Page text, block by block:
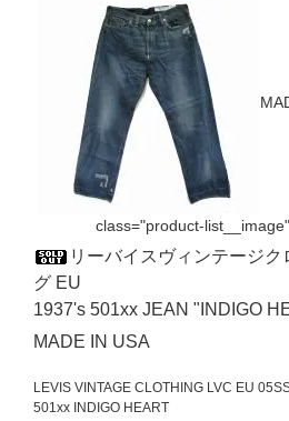
class="product-
リーバイスヴィンテージク
グ EU
1937's 501xx JEAN "INDIGO
MADE IN USA
LEVIS VINTAGE CLOTHING LVC EU
501xx INDIGO HEART